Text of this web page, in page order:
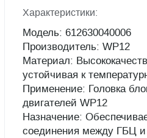
Характеристики:
Модель: 612630040006
Производитель: WP12
Материал:
устойчивая к
Применение: Головка
двигателей WP12
Назначение:
соединения между ГБЦ и